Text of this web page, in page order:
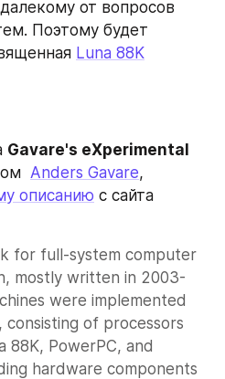
от вопросов
Поэтому будет
Luna 88K
Gavare's eXperimental
Anders Gavare,
описанию с сайта
for full-system computer
mostly written in 2003-
were implemented
of processors
88K, PowerPC, and
hardware components